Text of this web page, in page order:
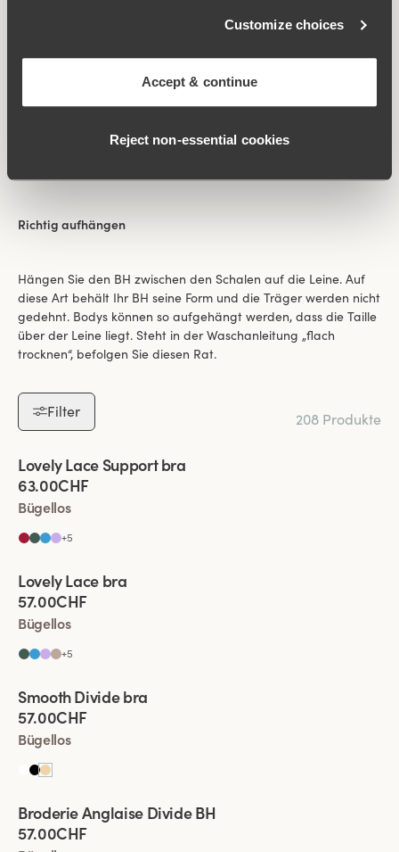
Customize choices
Accept & continue
Reject non‑essential cookies
Wattierung glatt. Dadurch erhält der BH seine Form und bleibt
Richtig aufhängen
Hängen Sie den BH zwischen den Schalen auf die Leine. Auf
diese Art behält Ihr BH seine Form und die Träger werden nicht
gedehnt. Bodys können so aufgehängt werden, dass die Taille
über der Leine liegt. Steht in der Waschanleitung „flach
trocknen“, befolgen Sie diesen Rat.
Filter
208 Produkte
Neue Farbe
Lovely Lace Support bra
63.00CHF
Bügellos
+5
Komfortträger Neue Farbe
Lovely Lace bra
57.00CHF
Bügellos
+5
Komfortträger Neue Farbe
Smooth Divide bra
57.00CHF
Bügellos
Neues Produkt
Broderie Anglaise Divide BH
57.00CHF